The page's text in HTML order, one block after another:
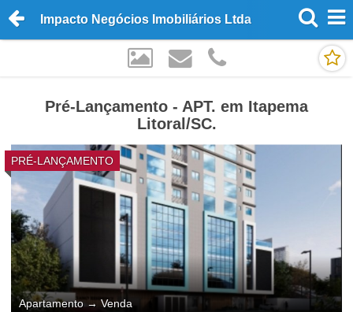
Impacto Negócios Imobiliários Ltda
Pré-Lançamento - APT. em Itapema
Litoral/SC.
PRÉ-LANÇAMENTO
Apartamento→Venda